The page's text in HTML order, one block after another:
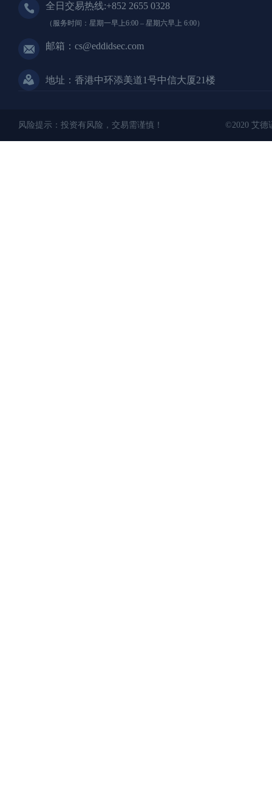
全日交易热线:+852 2655 0328
（服务时间：星期一早上6:00 – 星期六早上 6:00）
邮箱：cs@eddidsec.com
地址：香港中环添美道1号中信大厦21楼
风险提示：投资有风险，交易需谨慎！ ©2020 艾德